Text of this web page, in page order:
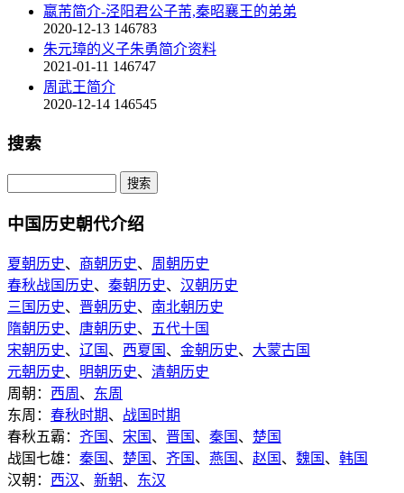
嬴芾简介-泾阳君公子芾,秦昭襄王的弟弟
2020-12-13 146783
朱元璋的义子朱勇简介资料
2021-01-11 146747
周武王简介
2020-12-14 146545
搜索
中国历史朝代介绍
夏朝历史、 商朝历史、 周朝历史
春秋战国历史、 秦朝历史、 汉朝历史
三国历史、 晋朝历史、 南北朝历史
隋朝历史、 唐朝历史、
五代十国
宋朝历史、 辽国 、 西夏国 、 金朝历史、 大蒙古国
元朝历史、 明朝历史、 清朝历史
周朝： 西周 、 东周
东周： 春秋时期、 战国时期
春秋五霸： 齐国 、 宋国 、 晋国 、 秦国 、 楚国
战国七雄： 秦国 、 楚国 、 齐国 、 燕国 、 赵国 、 魏国 、 韩国
汉朝： 西汉、 新朝、 东汉